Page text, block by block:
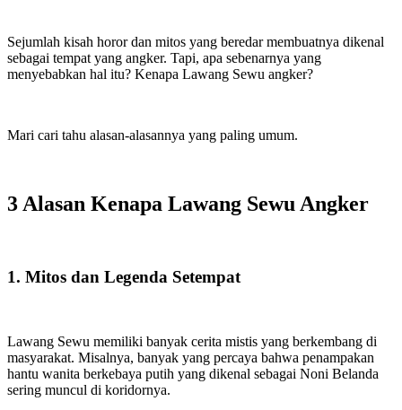
Sejumlah kisah horor dan mitos yang beredar membuatnya dikenal
sebagai tempat yang angker. Tapi, apa sebenarnya yang
menyebabkan hal itu? Kenapa Lawang Sewu angker?
Mari cari tahu alasan-alasannya yang paling umum.
3 Alasan Kenapa Lawang Sewu Angker
1. Mitos dan Legenda Setempat
Lawang Sewu memiliki banyak cerita mistis yang berkembang di
masyarakat. Misalnya, banyak yang percaya bahwa penampakan
hantu wanita berkebaya putih yang dikenal sebagai Noni Belanda
sering muncul di koridornya.